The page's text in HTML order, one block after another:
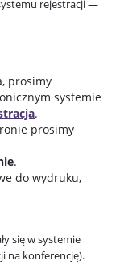
rejestracji —
prosimy
systemie
.
prosimy
.
do wydruku,
się w systemie
na konferencję).